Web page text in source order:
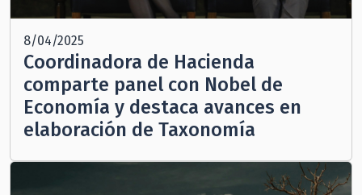
8/04/2025
Coordinadora de Hacienda
comparte panel con Nobel de
Economía y destaca avances en
elaboración de Taxonomía